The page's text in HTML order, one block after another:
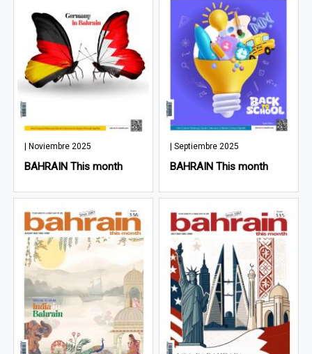
| Noviembre 2025
BAHRAIN This month
| Septiembre 2025
BAHRAIN This month